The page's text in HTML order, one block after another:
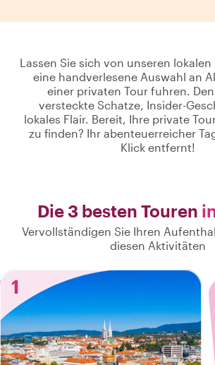
Lassen Sie sich von unseren
eine handverlesene Auswahl an
einer privaten Tour fuhren.
versteckte Schatze, Insider-
lokales Flair. Bereit, Ihre private
zu finden? Ihr abenteuerreicher
Klick entfernt!
Die 3 besten Touren
Vervollständigen Sie Ihren
diesen Aktivitäten
1